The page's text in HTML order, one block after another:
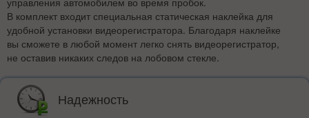
В комплект входит специальная статическая наклейка для
удобной установки видеорегистратора. Благодаря наклейке
вы сможете в любой момент легко снять видеорегистратор,
не оставив никаких следов на лобовом стекле.
Надежность